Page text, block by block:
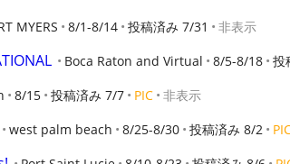
MYERS 8/1-8/14 投稿済み 7/31 非表示
Boca Raton and Virtual 8/5-8/18 投
8/15 投稿済み 7/7 PIC 非表示
west palm beach 8/25-8/30 投稿済み 8/2